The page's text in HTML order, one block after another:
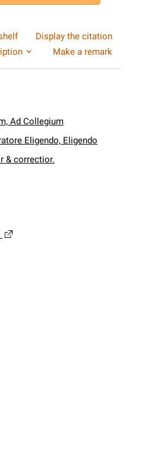
Display the citation
Make a remark
Ad Collegium
Eligendo, Eligendo
& correctior.